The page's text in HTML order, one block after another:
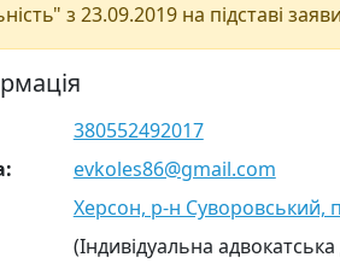
з 23.09.2019 на підставі
380552492017
evkoles86@gmail.com
Херсон, р-н Суворовський,
(Індивідуальна адвокатська